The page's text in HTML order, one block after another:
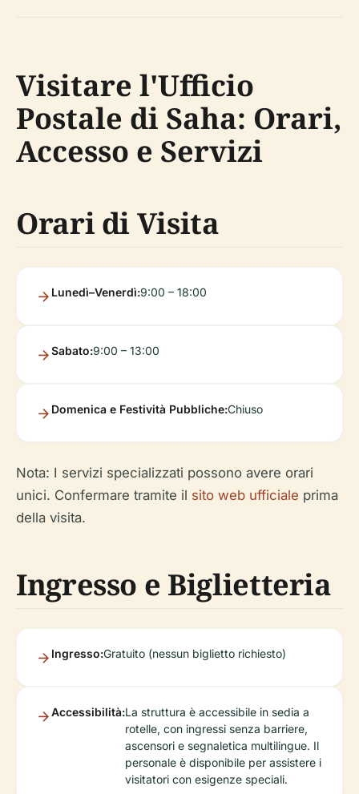
Visitare l'Ufficio
Postale di Saha: Orari,
Accesso e Servizi
Orari di Visita
Lunedì–Venerdì:9:00 – 18:00
Sabato:9:00 – 13:00
Domenica e Festività Pubbliche:Chiuso
Nota: I servizi specializzati possono avere orari
unici. Confermare tramite il sito web ufficiale prima
della visita.
Ingresso e Biglietteria
Ingresso:Gratuito (nessun biglietto richiesto)
Accessibilità:La struttura è accessibile in sedia a
rotelle, con ingressi senza barriere,
ascensori e segnaletica multilingue. Il
personale è disponibile per assistere i
visitatori con esigenze speciali.